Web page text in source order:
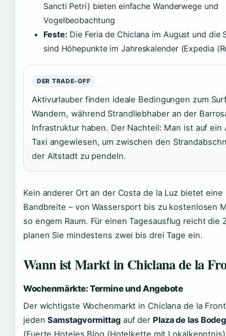
Sancti Petri) bieten einfache Wanderwege und
Vogelbeobachtung
Feste: Die Feria de Chiclana im August und die
sind Höhepunkte im Jahreskalender (Expedia
DER TRADE-OFF
Aktivurlauber finden ideale Bedingungen zum
Wandern, während Strandliebhaber an der
Infrastruktur haben. Der Nachteil: Man ist auf ein
Taxi angewiesen, um zwischen den
der Altstadt zu pendeln.
Kein anderer Ort an der Costa de la Luz bietet eine
Bandbreite – von Wassersport bis zu kostenlosen
so engem Raum. Für einen Tagesausflug reicht die
planen Sie mindestens zwei bis drei Tage ein.
Wann ist Markt in Chiclana de la
Wochenmärkte: Termine und Angebote
Der wichtigste Wochenmarkt in Chiclana de la
jedenSamstagvormittagauf der Plaza de las
(Fuerte Hoteles Blog (Hotelkette mit